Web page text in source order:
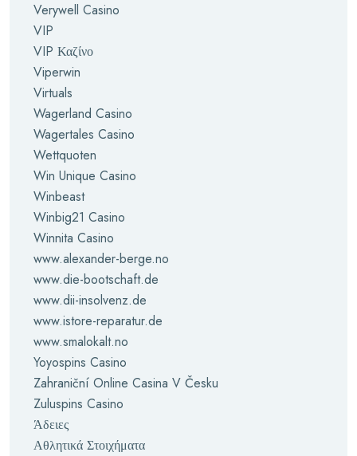
Verywell Casino
VIP
VIP Καζίνο
Viperwin
Virtuals
Wagerland Casino
Wagertales Casino
Wettquoten
Win Unique Casino
Winbeast
Winbig21 Casino
Winnita Casino
www.alexander-berge.no
www.die-bootschaft.de
www.dii-insolvenz.de
www.istore-reparatur.de
www.smalokalt.no
Yoyospins Casino
Zahraniční Online Casina V Česku
Zuluspins Casino
Άδειες
Αθλητικά Στοιχήματα